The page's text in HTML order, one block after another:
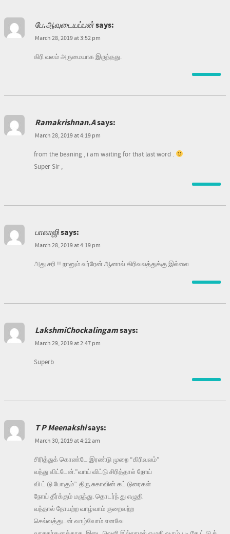
பே.ஆவுடையப்பன்says:
March 28, 2019 at 3:52 pm
கிரி வலம் அருமையாக இருந்தது.
Ramakrishnan.Asays:
March 28, 2019 at 4:19 pm
from the beaning , i am waiting for that last word .
Super Sir ,
பாலாஜிsays:
March 28, 2019 at 4:19 pm
அது சரி !! நானும் வர்ரேன் ஆனால் கிரிவலத்துக்கு இல்லை
LakshmiChockalingamsays:
March 29, 2019 at 2:47 pm
Superb
T P Meenakshisays:
March 30, 2019 at 4:22 am
சிரித்துக் கொண்டே இரண்டு முறை “கிரிவலம்”
வந்து விட்டேன்.”வாய் விட்டு சிரித்தால் நோய்
வி ட் டு போகும்”. திரு.சுகாவின் கட் டுரைகள்
நோய் தீர்க்கும் மருந்து. தொடர்ந் து எழுதி
வந்தால் நோயற்ற வாழ்வாம் குறைவற்ற
செல்வத்துடன் வாழ்வோம்.எனவே